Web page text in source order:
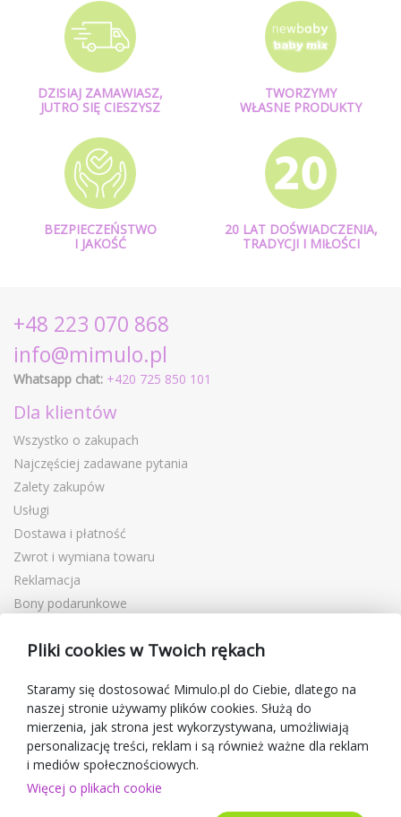
DZISIAJ ZAMAWIASZ,
JUTRO SIĘ CIESZYSZ
TWORZYMY
WŁASNE PRODUKTY
BEZPIECZEŃSTWO
I JAKOŚĆ
20 LAT DOŚWIADCZENIA,
TRADYCJI I MIŁOŚCI
+48 223 070 868
info@mimulo.pl
Whatsapp chat: +420 725 850 101
Dla klientów
Wszystko o zakupach
Najczęściej zadawane pytania
Zalety zakupów
Usługi
Dostawa i płatność
Zwrot i wymiana towaru
Reklamacja
Bony podarunkowe
Blog
O sprzedawcy
Mimulo.pl
Regulamin sklepu
Ochrona danych osobowych GDPR
Kontakty
Pliki cookies w Twoich rękach
Staramy się dostosować Mimulo.pl do Ciebie, dlatego na
naszej stronie używamy plików cookies. Służą do
mierzenia, jak strona jest wykorzystywana, umożliwiają
personalizację treści, reklam i są również ważne dla reklam
i mediów społecznościowych.
Więcej o plikach cookie